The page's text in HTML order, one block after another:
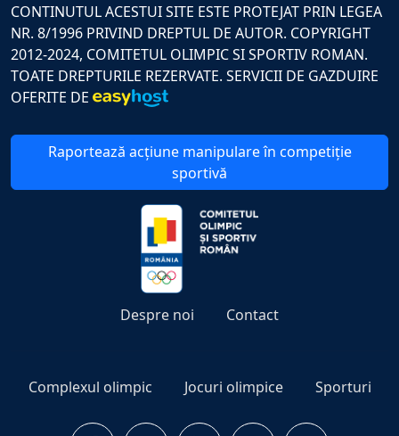
CONTINUTUL ACESTUI SITE ESTE PROTEJAT PRIN LEGEA
NR. 8/1996 PRIVIND DREPTUL DE AUTOR. COPYRIGHT
2012-2024, COMITETUL OLIMPIC SI SPORTIV ROMAN.
TOATE DREPTURILE REZERVATE. SERVICII DE GAZDUIRE
OFERITE DE
Raportează acțiune manipulare în competiție
sportivă
Despre noi Contact
Complexul olimpic Jocuri olimpice Sporturi